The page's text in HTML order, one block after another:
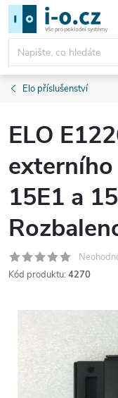
Přejít
obsah
Elo příslušenství
ELO
15E1 a
Kód produktu: 4270